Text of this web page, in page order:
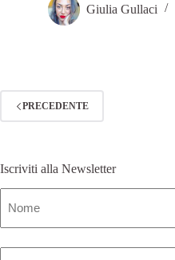
Giulia Gullaci
PRECEDENTE
Iscriviti alla Newsletter